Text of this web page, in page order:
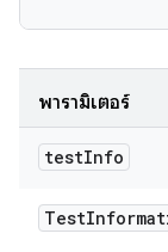
พารามิเตอร์
testInfo
Test